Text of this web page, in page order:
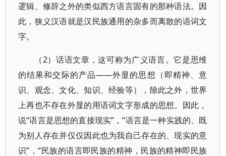
逻辑、修辞之外的类似西方语言固有的那种语法。因
此，狭义汉语就是汉民族通用的杂多而离散的语词文
字。
（2）话语文章，这可称为广义语言。它是思维
的结果和交际的产品——外显的思想（即精神、意
识、观念、文化、知识、经验等），除此之外，世界
上再也不存在外显的用语词文字形成的思想。因此，
说“语言是思想的直接现实”，“语言是一种实践的、既
为别人存在并仅仅因此也为我自己存在的、现实的意
识”，“民族的语言即民族的精神，民族的精神即民族